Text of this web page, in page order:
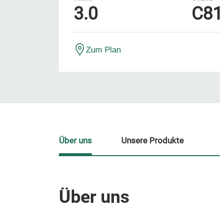
3.0
Zum Plan
Über uns
Über uns Unsere Produkte